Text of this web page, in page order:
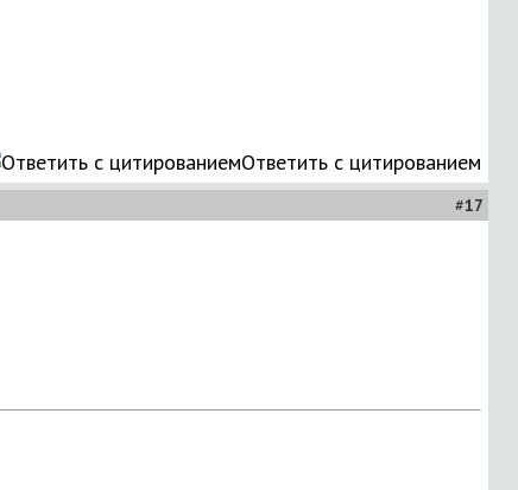
Ответить с цитированием
#17